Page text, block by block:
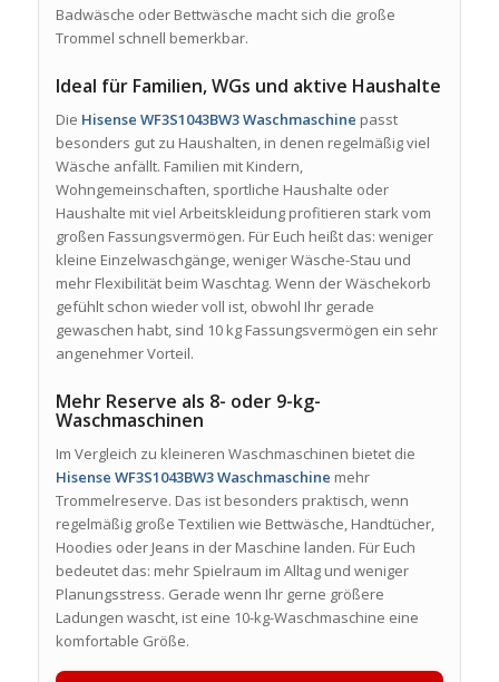
Badwäsche oder Bettwäsche macht sich die große
Trommel schnell bemerkbar.
Ideal für Familien, WGs und aktive Haushalte
Die Hisense WF3S1043BW3 Waschmaschine passt
besonders gut zu Haushalten, in denen regelmäßig viel
Wäsche anfällt. Familien mit Kindern,
Wohngemeinschaften, sportliche Haushalte oder
Haushalte mit viel Arbeitskleidung profitieren stark vom
großen Fassungsvermögen. Für Euch heißt das: weniger
kleine Einzelwaschgänge, weniger Wäsche-Stau und
mehr Flexibilität beim Waschtag. Wenn der Wäschekorb
gefühlt schon wieder voll ist, obwohl Ihr gerade
gewaschen habt, sind 10 kg Fassungsvermögen ein sehr
angenehmer Vorteil.
Mehr Reserve als 8- oder 9-kg-
Waschmaschinen
Im Vergleich zu kleineren Waschmaschinen bietet die
Hisense WF3S1043BW3 Waschmaschine mehr
Trommelreserve. Das ist besonders praktisch, wenn
regelmäßig große Textilien wie Bettwäsche, Handtücher,
Hoodies oder Jeans in der Maschine landen. Für Euch
bedeutet das: mehr Spielraum im Alltag und weniger
Planungsstress. Gerade wenn Ihr gerne größere
Ladungen wascht, ist eine 10-kg-Waschmaschine eine
komfortable Größe.